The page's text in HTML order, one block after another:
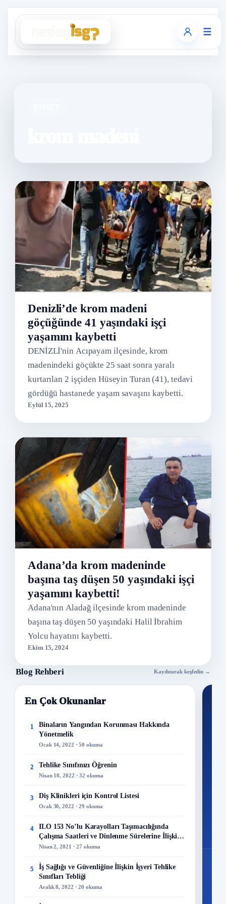
☰
Denizli’de krom madeni
göçüğünde 41 yaşındaki işçi
yaşamını kaybetti
DENİZLİ'nin Acıpayam ilçesinde, krom
madenindeki göçükte 25 saat sonra yaralı
kurtarılan 2 işçiden Hüseyin Turan (41), tedavi
gördüğü hastanede yaşam savaşını kaybetti.
Eylül 15, 2025
Adana’da krom madeninde
başına taş düşen 50 yaşındaki işçi
yaşamını kaybetti!
Adana'nın Aladağ ilçesinde krom madeninde
başına taş düşen 50 yaşındaki Halil İbrahim
Yolcu hayatını kaybetti.
Ekim 15, 2024
Blog Rehberi Kaydırarak keşfedin →
En Çok Okunanlar
1
Binaların Yangından Korunması Hakkında
Yönetmelik
Ocak 14, 2022 · 50 okuma
2 Tehlike Sınıfınızı Öğrenin
Nisan 10, 2022 · 32 okuma
3 Diş Klinikleri için Kontrol Listesi
Ocak 30, 2022 · 29 okuma
4
ILO 153 No’lu Karayolları Taşımacılığında
Çalışma Saatleri ve Dinlenme Sürelerine İlişkin
Sözleşme
Nisan 2, 2021 · 27 okuma
5
İş Sağlığı ve Güvenliğine İlişkin İşyeri Tehlike
Sınıfları Tebliği
Aralık 8, 2022 · 20 okuma